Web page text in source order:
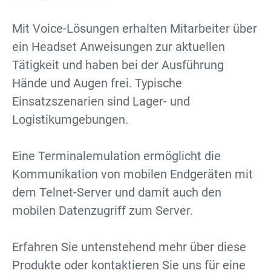
Mit Voice-Lösungen erhalten Mitarbeiter über
ein Headset Anweisungen zur aktuellen
Tätigkeit und haben bei der Ausführung
Hände und Augen frei. Typische
Einsatzszenarien sind Lager- und
Logistikumgebungen.
Eine Terminalemulation ermöglicht die
Kommunikation von mobilen Endgeräten mit
dem Telnet-Server und damit auch den
mobilen Datenzugriff zum Server.
Erfahren Sie untenstehend mehr über diese
Produkte oder kontaktieren Sie uns für eine